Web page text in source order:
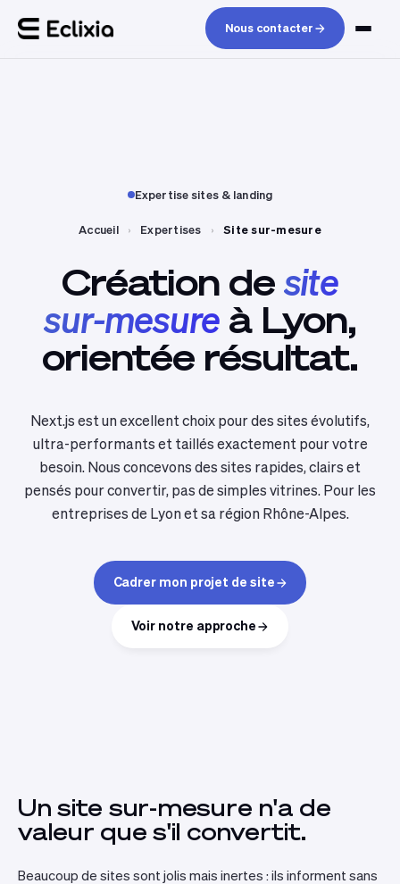
Nous contacter
Expertise sites & landing
Accueil › Expertises › Site sur-mesure
Création de site
sur-mesure à Lyon,
orientée résultat.
Next.js est un excellent choix pour des sites évolutifs,
ultra-performants et taillés exactement pour votre
besoin. Nous concevons des sites rapides, clairs et
pensés pour convertir, pas de simples vitrines. Pour les
entreprises de Lyon et sa région Rhône-Alpes.
Cadrer mon projet de site
Voir notre approche
Un site sur-mesure n'a de
valeur que s'il convertit.
Beaucoup de sites sont jolis mais inertes : ils informent sans